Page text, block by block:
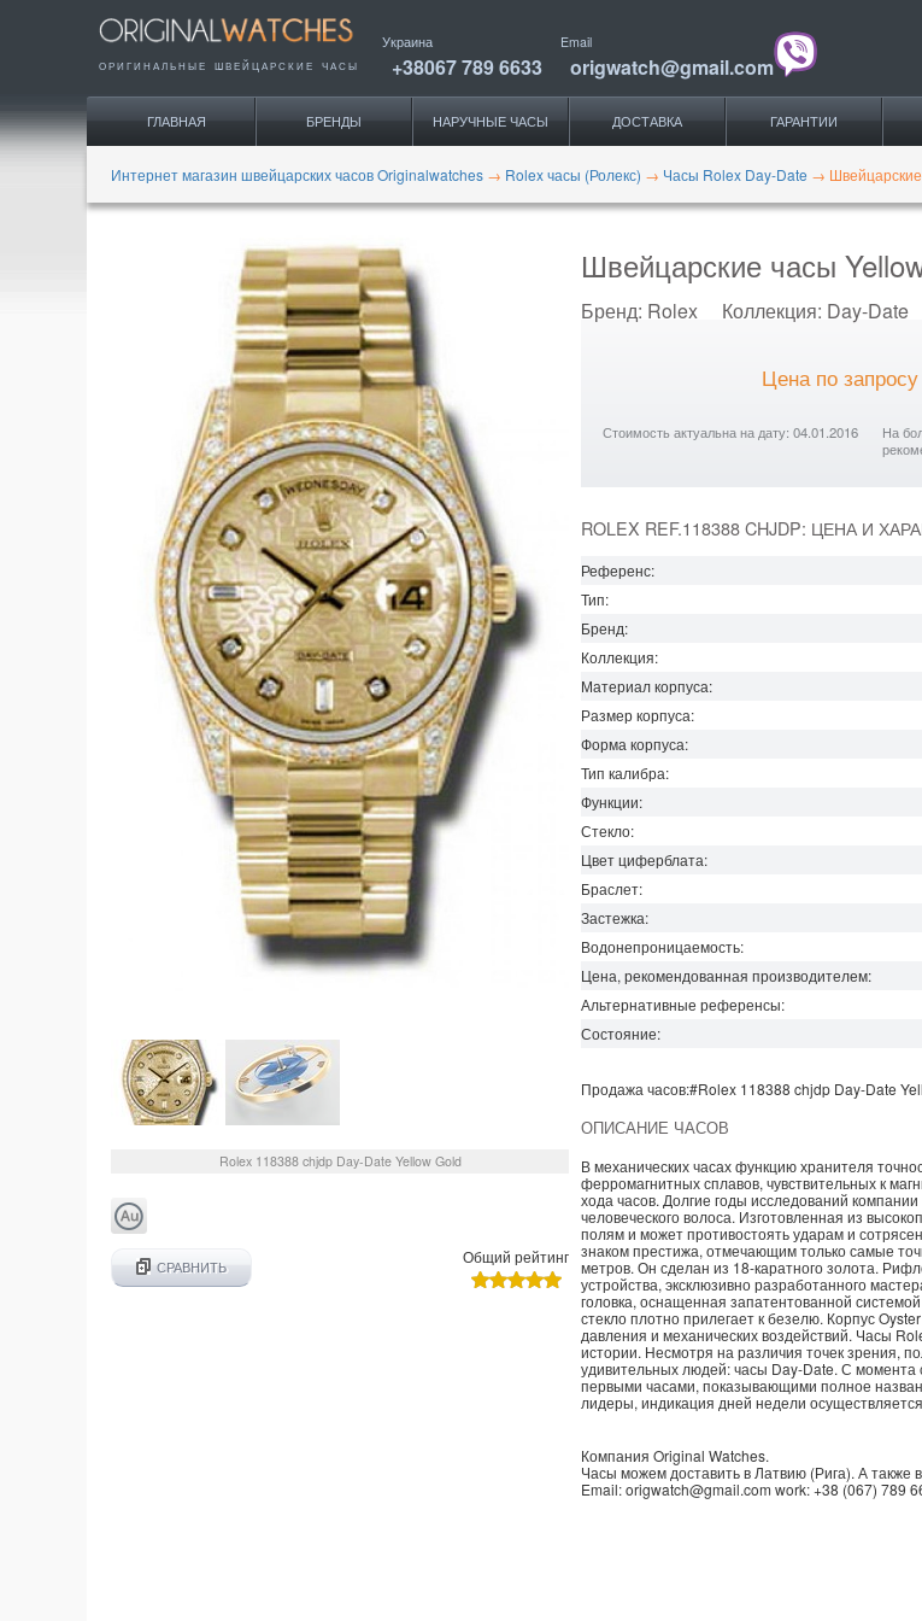
ОРИГИНАЛЬНЫЕ ШВЕЙЦАРСКИЕ ЧАСЫ
Украина
+38067 789 6633
Email
origwatch@gmail.com
ГЛАВНАЯ БРЕНДЫ НАРУЧНЫЕ ЧАСЫ ДОСТАВКА ГАРАНТИИ
Интернет магазин швейцарских часов Originalwatches → Rolex часы (Ролекс) → Часы Rolex Day-Date →
Rolex 118388 chjdp Day-Date Yellow Gold
СРАВНИТЬ
Общий рейтинг
Швейцарские часы
Бренд: Rolex Коллекция: Day-Date
Цена по запросу
Стоимость актуальна на дату: 04.01.2016
На
ROLEX REF.118388 CHJDP: ЦЕНА И
Референс:
Тип:
Бренд:
Коллекция:
Материал корпуса:
Размер корпуса:
Форма корпуса:
Тип калибра:
Функции:
Стекло:
Цвет циферблата:
Браслет:
Застежка:
Водонепроницаемость:
Цена, рекомендованная производителем:
Альтернативные референсы:
Состояние:
Продажа часов:#Rolex 118388 chjdp Day-Date
ОПИСАНИЕ ЧАСОВ
В механических часах функцию хранителя
ферромагнитных сплавов, чувствительных к
хода часов. Долгие годы исследований
человеческого волоса. Изготовленная из
полям и может противостоять ударам и
знаком престижа, отмечающим только самые
метров. Он сделан из 18-каратного золота.
устройства, эксклюзивно разработанного
головка, оснащенная запатентованной
стекло плотно прилегает к безелю. Корпус
давления и механических воздействий. Часы
истории. Несмотря на различия точек зрения,
удивительных людей: часы Day-Date. С момента
первыми часами, показывающими полное
лидеры, индикация дней недели
Компания Original Watches.
Часы можем доставить в Латвию (Рига). А также в
Email:origwatch@gmail.com work:+38 (067) 789